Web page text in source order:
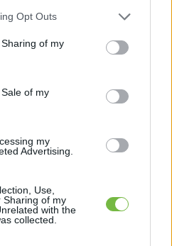
app uses one or more Google
behaviour. You may click to
and its third-party tags to
purposes in below Google
Opt Outs
of my
of my
my
Advertising.
Use,
Sharing of my
with the
collected.
este 6 után?
ami valójában csak kilókat